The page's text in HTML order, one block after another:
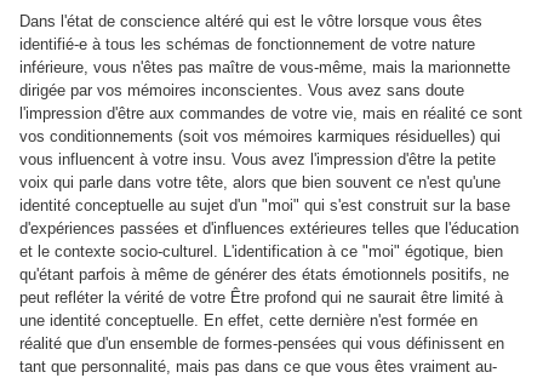
Dans l'état de conscience altéré qui est le vôtre lorsque vous êtes
identifié-e à tous les schémas de fonctionnement de votre nature
inférieure, vous n'êtes pas maître de vous-même, mais la marionnette
dirigée par vos mémoires inconscientes. Vous avez sans doute
l'impression d'être aux commandes de votre vie, mais en réalité ce sont
vos conditionnements (soit vos mémoires karmiques résiduelles) qui
vous influencent à votre insu. Vous avez l'impression d'être la petite
voix qui parle dans votre tête, alors que bien souvent ce n'est qu'une
identité conceptuelle au sujet d'un "moi" qui s'est construit sur la base
d'expériences passées et d'influences extérieures telles que l'éducation
et le contexte socio-culturel. L'identification à ce "moi" égotique, bien
qu'étant parfois à même de générer des états émotionnels positifs, ne
peut refléter la vérité de votre Être profond qui ne saurait être limité à
une identité conceptuelle. En effet, cette dernière n'est formée en
réalité que d'un ensemble de formes-pensées qui vous définissent en
tant que personnalité, mais pas dans ce que vous êtes vraiment au-